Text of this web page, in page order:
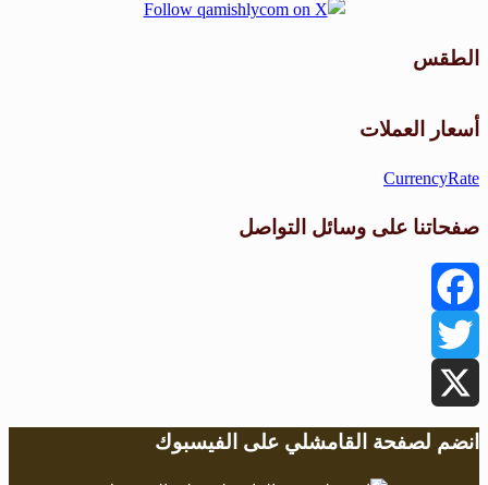
الطقس
أسعار العملات
CurrencyRate
صفحاتنا على وسائل التواصل
Facebook
Twitter
X
انضم لصفحة القامشلي على الفيسبوك